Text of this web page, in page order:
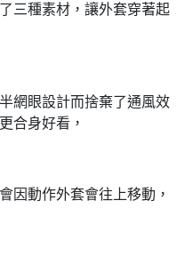
三種素材，讓外套穿著起
網眼設計而捨棄了通風效
合身好看，
因動作外套會往上移動，